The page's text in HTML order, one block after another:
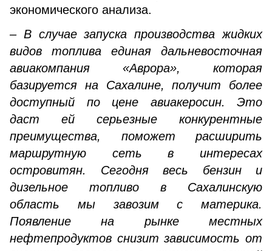
экономического анализа.
– В случае запуска производства жидких
видов топлива единая дальневосточная
авиакомпания «Аврора», которая
базируется на Сахалине, получит более
доступный по цене авиакеросин. Это
даст ей серьезные конкурентные
преимущества, поможет расширить
маршрутную сеть в интересах
островитян. Сегодня весь бензин и
дизельное топливо в Сахалинскую
область мы завозим с материка.
Появление на рынке местных
нефтепродуктов снизит зависимость от